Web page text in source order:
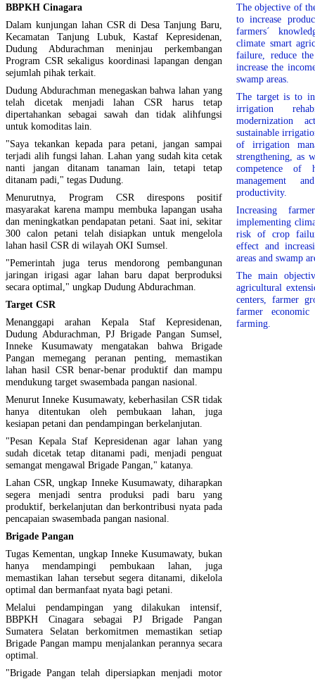
BBPKH Cinagara
Dalam kunjungan lahan CSR di Desa Tanjung Baru,
Kecamatan Tanjung Lubuk, Kastaf Kepresidenan,
Dudung Abdurachman meninjau perkembangan
Program CSR sekaligus koordinasi lapangan dengan
sejumlah pihak terkait.
Dudung Abdurachman menegaskan bahwa lahan yang
telah dicetak menjadi lahan CSR harus tetap
dipertahankan sebagai sawah dan tidak alihfungsi
untuk komoditas lain.
"Saya tekankan kepada para petani, jangan sampai
terjadi alih fungsi lahan. Lahan yang sudah kita cetak
nanti jangan ditanam tanaman lain, tetapi tetap
ditanam padi," tegas Dudung.
Menurutnya, Program CSR direspons positif
masyarakat karena mampu membuka lapangan usaha
dan meningkatkan pendapatan petani. Saat ini, sekitar
300 calon petani telah disiapkan untuk mengelola
lahan hasil CSR di wilayah OKI Sumsel.
"Pemerintah juga terus mendorong pembangunan
jaringan irigasi agar lahan baru dapat berproduksi
secara optimal," ungkap Dudung Abdurachman.
Target CSR
Menanggapi arahan Kepala Staf Kepresidenan,
Dudung Abdurachman, PJ Brigade Pangan Sumsel,
Inneke Kusumawaty mengatakan bahwa Brigade
Pangan memegang peranan penting, memastikan
lahan hasil CSR benar-benar produktif dan mampu
mendukung target swasembada pangan nasional.
Menurut Inneke Kusumawaty, keberhasilan CSR tidak
hanya ditentukan oleh pembukaan lahan, juga
kesiapan petani dan pendampingan berkelanjutan.
"Pesan Kepala Staf Kepresidenan agar lahan yang
sudah dicetak tetap ditanami padi, menjadi penguat
semangat mengawal Brigade Pangan," katanya.
Lahan CSR, ungkap Inneke Kusumawaty, diharapkan
segera menjadi sentra produksi padi baru yang
produktif, berkelanjutan dan berkontribusi nyata pada
pencapaian swasembada pangan nasional.
Brigade Pangan
Tugas Kementan, ungkap Inneke Kusumawaty, bukan
hanya mendampingi pembukaan lahan, juga
memastikan lahan tersebut segera ditanami, dikelola
optimal dan bermanfaat nyata bagi petani.
Melalui pendampingan yang dilakukan intensif,
BBPKH Cinagara sebagai PJ Brigade Pangan
Sumatera Selatan berkomitmen memastikan setiap
Brigade Pangan mampu menjalankan perannya secara
optimal.
"Brigade Pangan telah dipersiapkan menjadi motor
The objective of
to increase
farmers´
climate smart
failure, reduce
increase the
swamp areas.
The target is to
irrigation
modernization
sustainable
of irrigation
strengthening, as
competence of
management
productivity.
Increasing
implementing
risk of crop
effect and
areas and swamp
The main
agricultural
centers, farmer
farmer economic
farming.